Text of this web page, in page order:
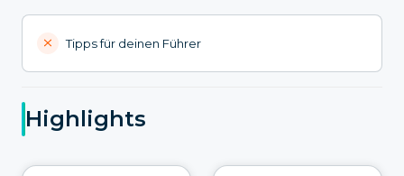
Tipps für deinen Führer
Highlights